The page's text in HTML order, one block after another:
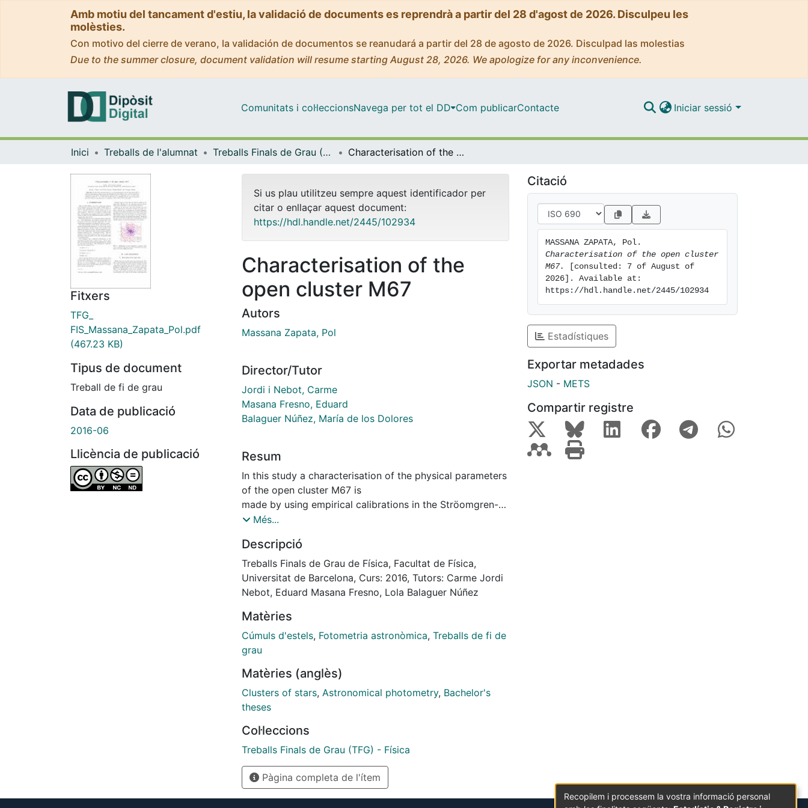
Amb motiu del tancament d'estiu, la validació de documents es reprendrà a partir del 28 d'agost de 2026. Disculpeu les
molèsties.
Con motivo del cierre de verano, la validación de documentos se reanudará a partir del 28 de agosto de 2026. Disculpad las molestias
Due to the summer closure, document validation will resume starting August 28, 2026. We apologize for any inconvenience.
Comunitats i col·leccionsNavega per tot el DD Com publicarContacte Iniciar sessió
Inici Treballs de l'alumnat Treballs Finals de Grau (TFG) - Física Characterisation of the open cluster M67
Fitxers
TFG_
FIS_Massana_Zapata_Pol.pdf
(467.23 KB)
Tipus de document
Treball de fi de grau
Data de publicació
2016-06
Llicència de publicació
Si us plau utilitzeu sempre aquest identificador per
citar o enllaçar aquest document:
https://hdl.handle.net/2445/102934
Characterisation of the
open cluster M67
Autors
Massana Zapata, Pol
Director/Tutor
Jordi i Nebot, Carme
Masana Fresno, Eduard
Balaguer Núñez, María de los Dolores
Resum
In this study a characterisation of the physical parameters
of the open cluster M67 is
made by using empirical calibrations in the Ströomgren-
Crawford filter system. A group of 316 stars
to an extinction of Eb-y = 0:03 +- 0:03,
a distance modulus V0 - Mv = 9:6 +- 0:3 (or 830 +- 60
pc), a metallicity [Fe=H] = 0:0 +- 0:3 and the
age of the cluster is approximated to be log t(yr) = 9:57
Més...
Descripció
Treballs Finals de Grau de Física, Facultat de Física,
Universitat de Barcelona, Curs: 2016, Tutors: Carme Jordi
Nebot, Eduard Masana Fresno, Lola Balaguer Núñez
Matèries
Cúmuls d'estels, Fotometria astronòmica, Treballs de fi de
grau
Matèries (anglès)
Clusters of stars, Astronomical photometry, Bachelor's
theses
Col·leccions
Treballs Finals de Grau (TFG) - Física
Pàgina completa de l'ítem
Citació
Characterisation of the open cluster
M67.
[consulted: 7 of August of
2026]. Available at:
https://hdl.handle.net/2445/102934
Estadístiques
Exportar metadades
JSON - METS
Compartir registre
Recopilem i processem la vostra informació personal